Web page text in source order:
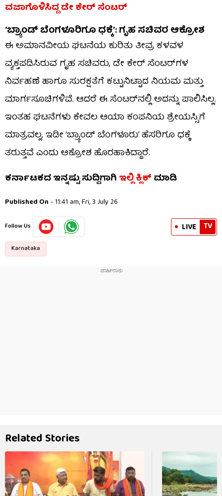
ವಜಾಗೊಳಿಸಿದ್ದ ಡೇ ಕೇರ್ ಸೆಂಟರ್
‘ಬ್ರ್ಯಾಂಡ್ ಬೆಂಗಳೂರಿಗೂ ಧಕ್ಕೆ’: ಗೃಹ ಸಚಿವರ ಆಕ್ರೋಶ
ಈ ಅಮಾನವೀಯ ಘಟನೆಯ ಕುರಿತು ತೀವ್ರ ಕಳವಳ
ವ್ಯಕ್ತಪಡಿಸಿರುವ ಗೃಹ ಸಚಿವರು, ಡೇ ಕೇರ್ ಸೆಂಟರ್‌ಗಳ
ನಿರ್ವಹಣೆ ಹಾಗೂ ಸುರಕ್ಷತೆಗೆ ಕಟ್ಟುನಿಟ್ಟಾದ ನಿಯಮ ಮತ್ತು
ಮಾರ್ಗಸೂಚಿಗಳಿವೆ. ಆದರೆ ಈ ಸೆಂಟರ್‌ನಲ್ಲಿ ಅದನ್ನು ಪಾಲಿಸಿಲ್ಲ.
ಇಂತಹ ಘಟನೆಗಳು ಕೇವಲ ಆಯಾ ಕಂಪನಿಯ ಶ್ರೇಯಸ್ಸಿಗೆ
ಮಾತ್ರವಲ್ಲ, ಇಡೀ ‘ಬ್ರ್ಯಾಂಡ್ ಬೆಂಗಳೂರು’ ಹೆಸರಿಗೂ ಧಕ್ಕೆ
ತರುತ್ತವೆ ಎಂದು ಆಕ್ರೋಶ ಹೊರಹಾಕಿದ್ದಾರೆ.
ಕರ್ನಾಟಕದ ಇನ್ನಷ್ಟು ಸುದ್ದಿಗಾಗಿಇಲ್ಲಿ ಕ್ಲಿಕ್ಮಾಡಿ
Published On - 11:41 am, Fri, 3 July 26
Follow Us LIVE TV
Karnataka
Related Stories